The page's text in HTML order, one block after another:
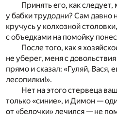
Принять его, как
у бабки трудодни? Сам давно
кручусь у колхозной
с объедками на помойку
После того, как я
не уберег, меня с
прямо и сказал: «Гуляй, Вася,
лесопилки!».
Нет на этого стервеца
только «синие», и Димон —
от «белочки» лечился — не